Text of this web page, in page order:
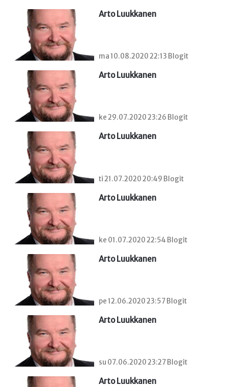
Arto Luukkanen
ma 10.08.2020 22:13 Blogit
Arto Luukkanen
ke 29.07.2020 23:26 Blogit
Arto Luukkanen
ti 21.07.2020 20:49 Blogit
Arto Luukkanen
ke 01.07.2020 22:54 Blogit
Arto Luukkanen
pe 12.06.2020 23:57 Blogit
Arto Luukkanen
su 07.06.2020 23:27 Blogit
Arto Luukkanen